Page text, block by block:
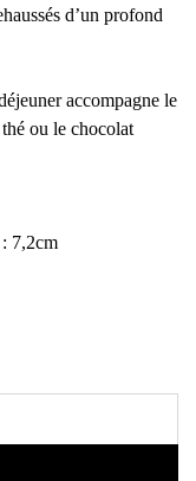
d’un profond
accompagne le
ou le chocolat
7,2cm